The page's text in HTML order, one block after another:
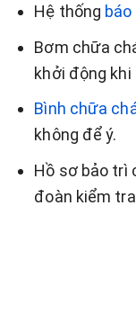
Hệ thống
Bơm chữa
khởi động
Bình chữa
không để ý.
Hồ sơ bảo trì
đoàn kiểm